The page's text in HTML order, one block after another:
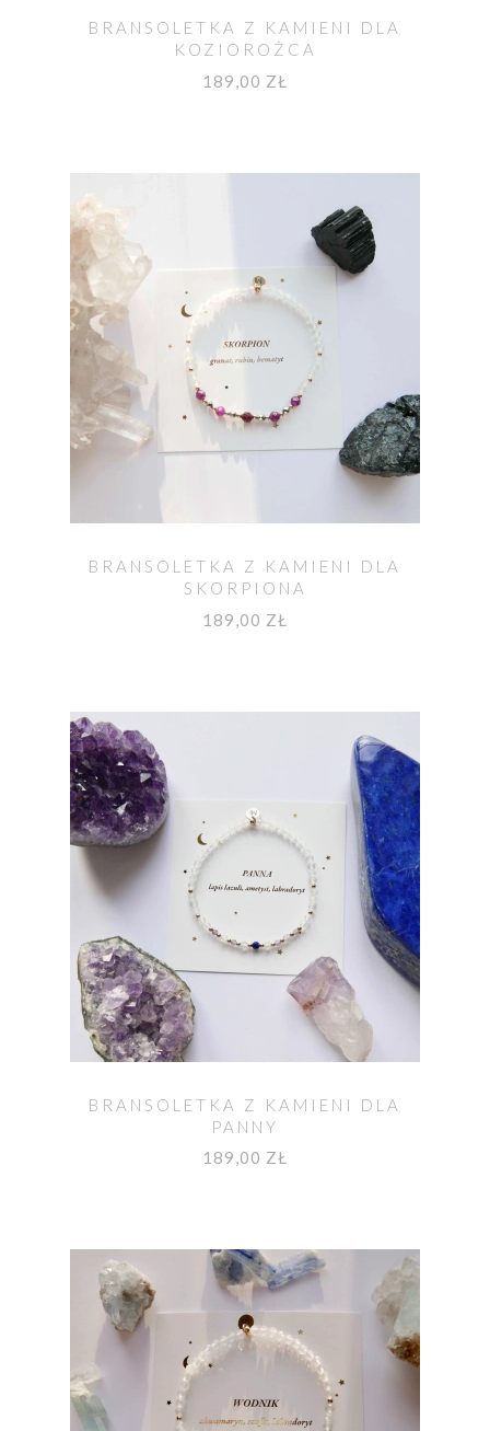
BRANSOLETKA Z KAMIENI DLA
KOZIOROŻCA
189,00 ZŁ
BRANSOLETKA Z KAMIENI DLA
SKORPIONA
189,00 ZŁ
BRANSOLETKA Z KAMIENI DLA
PANNY
189,00 ZŁ